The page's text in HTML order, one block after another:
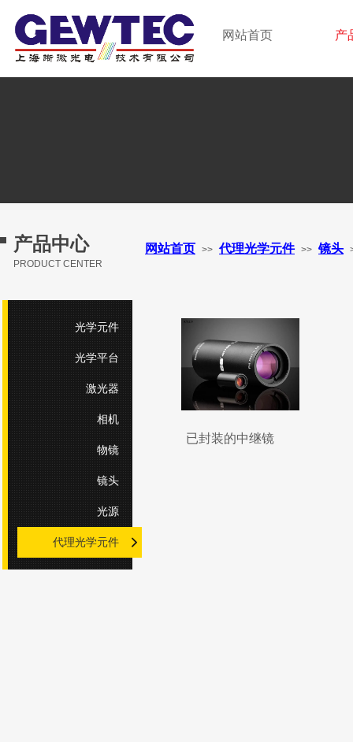
网站首页 产
GEWTEC LTD.
上海晰微光电技术有限公司
产品中心
PRODUCT CENTER
光学元件
光学平台
激光器
相机
物镜
镜头
光源
代理光学元件
已封装的中继镜
网站首页 >> 代理光学元件 >> 镜头